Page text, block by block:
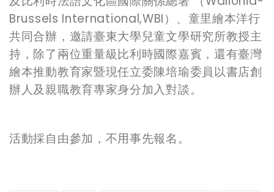
Brussels International,WBI）、童里繪本洋行
共同合辦，邀請臺東大學兒童文學研究所教授主
持，除了兩位重量級比利時國際嘉賓，還有臺灣
繪本推動教育家暨現任立委陳培瑜委員以書店創
辦人及親職教育專家身分加入對談。
活動採自由參加，不用事先報名。